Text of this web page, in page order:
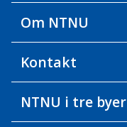
Om NTNU
Kontakt
NTNU i tre byer